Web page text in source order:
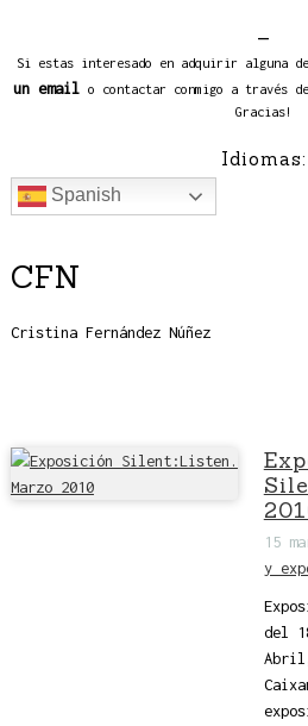
Si estas interesado en adquirir alguna
un email o contactar conmigo a través
Gracias!
Idiomas:
Spanish
CFN
Cristina Fernández Núñez
15
y
del